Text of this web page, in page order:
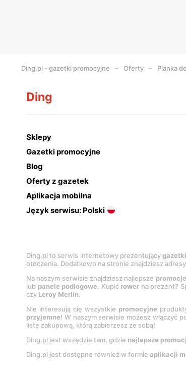
Ding.pl - gazetki promocyjne Oferty Pianka
Ding
Sklepy
Gazetki promocyjne
Blog
Oferty z gazetek
Aplikacja mobilna
Język serwisu: Polski
Ding.pl to serwis internetowy prezentujący
otoczenia. Dodatkowo na stronie znajdziesz
Na naszym serwisie znajdziesz najlepsze promocje
lub panele podłogowe. Kupić rower na prezent?
czy Leroy Merlin.
Nie interesują cię wszystkie promocyjne
przyjemne! W naszym serwisie możesz włączyć
listę zakupową, którą zabierzesz ze sobą!
Ding.pl jest wszędzie tam, gdzie najlepsze
Ding.pl jest dostępne również w formie aplikacji